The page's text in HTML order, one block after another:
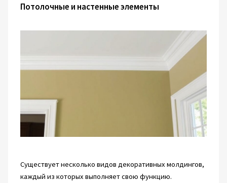
Потолочные и настенные элементы
Существует несколько видов декоративных молдингов,
каждый из которых выполняет свою функцию.